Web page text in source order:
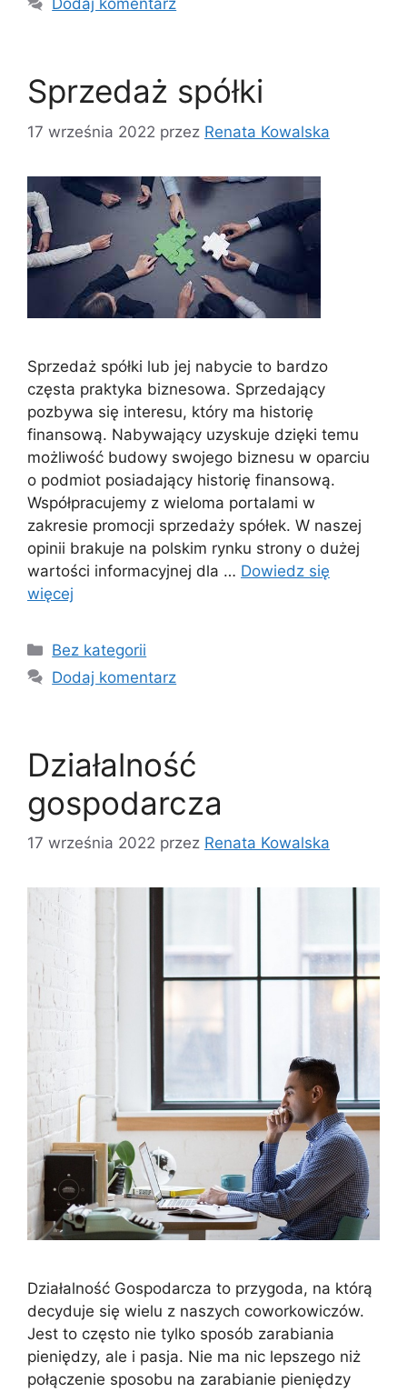
Dodaj komentarz
Sprzedaż spółki
17 września 2022 przez Renata Kowalska
Sprzedaż spółki lub jej nabycie to bardzo
częsta praktyka biznesowa. Sprzedający
pozbywa się interesu, który ma historię
finansową. Nabywający uzyskuje dzięki temu
możliwość budowy swojego biznesu w oparciu
o podmiot posiadający historię finansową.
Współpracujemy z wieloma portalami w
zakresie promocji sprzedaży spółek. W naszej
opinii brakuje na polskim rynku strony o dużej
wartości informacyjnej dla … Dowiedz się
więcej
Kategorie
Bez kategorii
Dodaj komentarz
Działalność
gospodarcza
17 września 2022 przez Renata Kowalska
Działalność Gospodarcza to przygoda, na którą
decyduje się wielu z naszych coworkowiczów.
Jest to często nie tylko sposób zarabiania
pieniędzy, ale i pasja. Nie ma nic lepszego niż
połączenie sposobu na zarabianie pieniędzy